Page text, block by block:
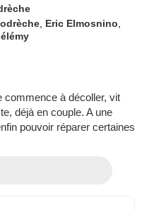
Eric Elmosnino
commence à décoller, vit
déjà en couple. A une
pouvoir réparer certaines